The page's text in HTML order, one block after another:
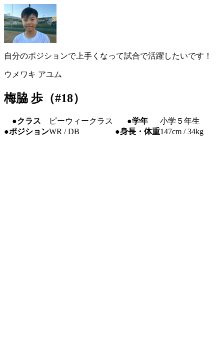
自分のポジションで上手くなって試合で活躍したいです！
ウメワキ アユム
梅脇 歩（#18）
●クラス ピーウィークラス ●学年
小学５年生
●ポジションWR / DB ●身長・体重147cm / 34kg